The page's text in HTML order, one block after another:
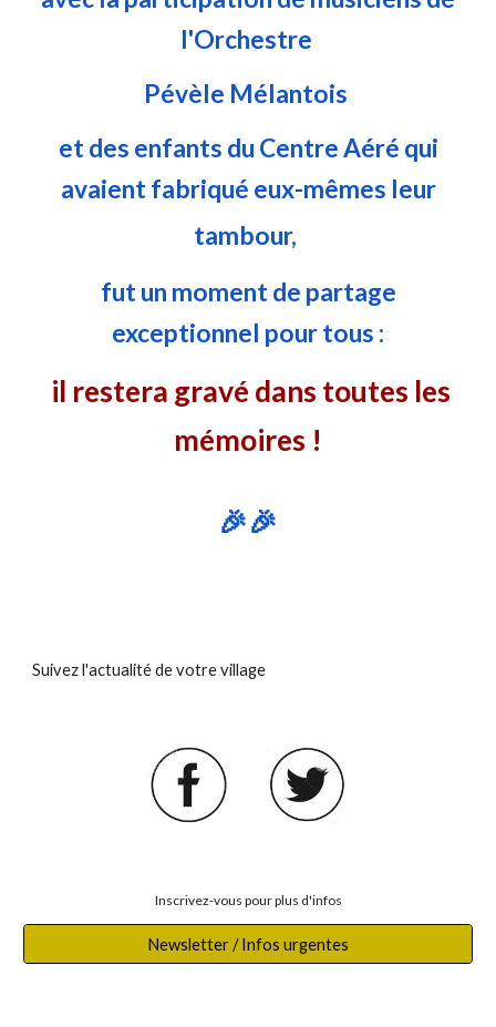
l'Orchestre
Pévèle Mélantois
et des enfants du Centre Aéré qui
avaient fabriqué eux-mêmes leur
tambour,
fut un moment de partage
exceptionnel pour tous :
il restera gravé dans toutes les
mémoires !
🎉🎉
Suivez l'actualité de votre village
Inscrivez-vous pour plus d'infos
Newsletter / Infos urgentes